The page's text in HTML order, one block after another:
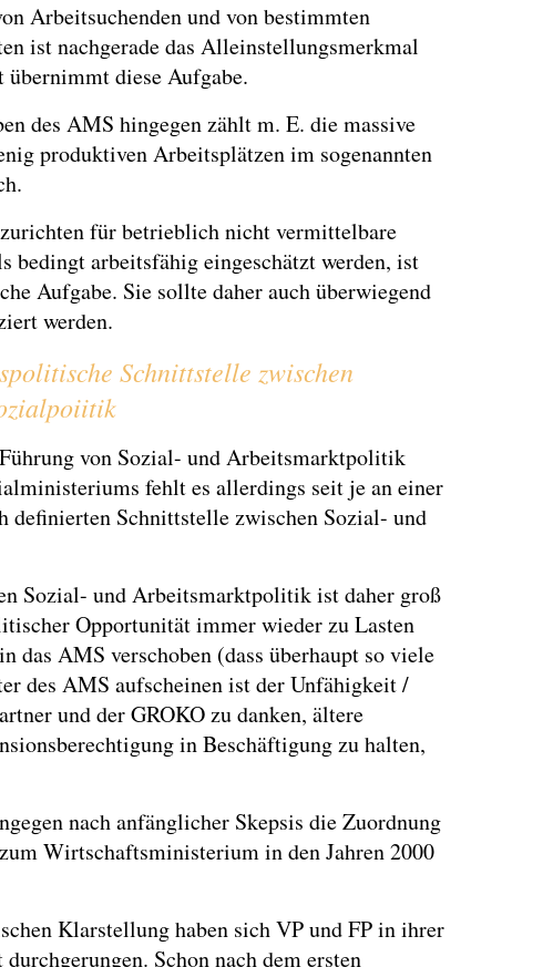
Arbeitsuchenden und von bestimmten
ist nachgerade das Alleinstellungsmerkmal
diese Aufgabe.
des AMS hingegen zählt m. E. die massive
produktiven Arbeitsplätzen im sogenannten
für betrieblich nicht vermittelbare
bedingt arbeitsfähig eingeschätzt werden, ist
Aufgabe. Sie sollte daher auch überwiegend
werden.
Schnittstelle zwischen
von Sozial- und Arbeitsmarktpolitik
fehlt es allerdings seit je an einer
definierten Schnittstelle zwischen Sozial- und
Sozial- und Arbeitsmarktpolitik ist daher groß
Opportunität immer wieder zu Lasten
AMS verschoben (dass überhaupt so viele
des AMS aufscheinen ist der Unfähigkeit /
und der GROKO zu danken, ältere
in Beschäftigung zu halten,
nach anfänglicher Skepsis die Zuordnung
Wirtschaftsministerium in den Jahren 2000
Klarstellung haben sich VP und FP in ihrer
Schon nach dem ersten